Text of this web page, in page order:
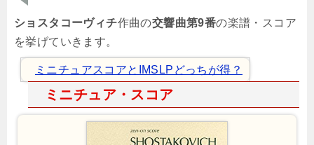
ショスタコーヴィチ作曲の交響曲第9番の楽譜・スコア
を挙げていきます。
ミニチュアスコアとIMSLPどっちが得？
ミニチュア・スコア